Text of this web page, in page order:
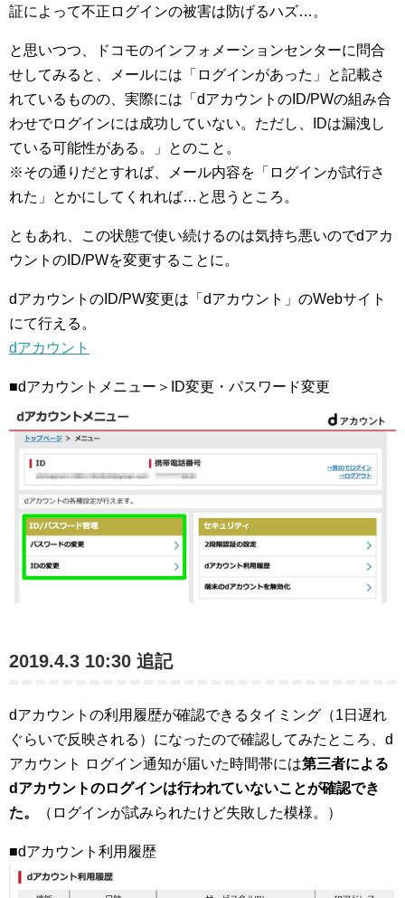
証によって不正ログインの被害は防げるハズ…。
と思いつつ、ドコモのインフォメーションセンターに問合
せしてみると、メールには「ログインがあった」と記載さ
れているものの、実際には「dアカウントのID/PWの組み合
わせでログインには成功していない。ただし、IDは漏洩し
ている可能性がある。」とのこと。
※その通りだとすれば、メール内容を「ログインが試行さ
れた」とかにしてくれれば…と思うところ。
ともあれ、この状態で使い続けるのは気持ち悪いのでdアカ
ウントのID/PWを変更することに。
dアカウントのID/PW変更は「dアカウント」のWebサイト
にて行える。
dアカウント
■dアカウントメニュー＞ID変更・パスワード変更
2019.4.3 10:30 追記
dアカウントの利用履歴が確認できるタイミング（1日遅れ
ぐらいで反映される）になったので確認してみたところ、d
アカウント ログイン通知が届いた時間帯には第三者による
dアカウントのログインは行われていないことが確認でき
た。
（ログインが試みられたけど失敗した模様。）
■dアカウント利用履歴